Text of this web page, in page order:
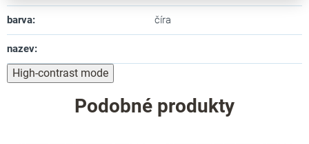
barva: číra
nazev:
High-contrast mode
Podobné produkty